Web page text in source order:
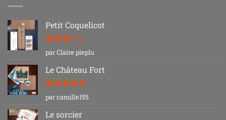
Petit Coquelicot
Note3
sur 5
par Claire pieplu
Le Château Fort
Note5sur
5
par camille155
Le sorcier